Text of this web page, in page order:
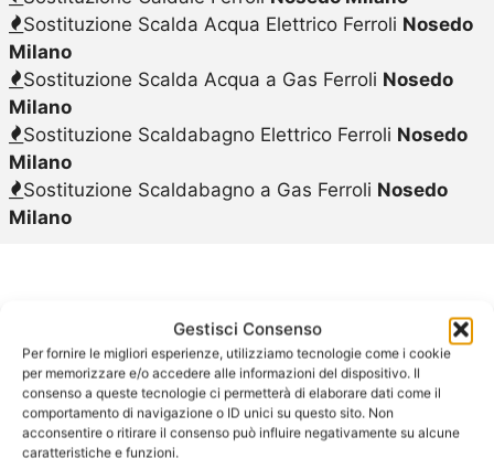
Gestisci Consenso
Per fornire le migliori esperienze, utilizziamo tecnologie come i cookie
per memorizzare e/o accedere alle informazioni del dispositivo. Il
consenso a queste tecnologie ci permetterà di elaborare dati come il
comportamento di navigazione o ID unici su questo sito. Non
acconsentire o ritirare il consenso può influire negativamente su alcune
caratteristiche e funzioni.
Sostituzione Scalda Acqua Elettrico Ferroli Nosedo
Milano
Sostituzione Scalda Acqua a Gas Ferroli Nosedo
Milano
Sostituzione Scaldabagno Elettrico Ferroli Nosedo
Milano
Sostituzione Scaldabagno a Gas Ferroli Nosedo
Milano
Scaldabagno
Elettrico Ferroli